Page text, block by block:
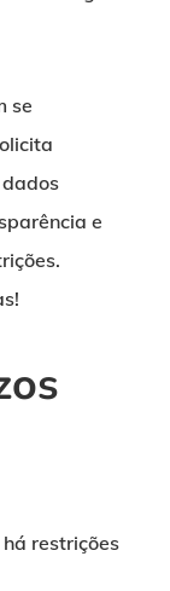
se
e
restrições